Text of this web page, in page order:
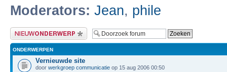
Moderators: Jean, phile
Plaats een nieuw bericht
ONDERWERPEN
Vernieuwde site
door werkgroep communicatie op 15 aug 2006 00:50